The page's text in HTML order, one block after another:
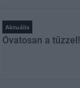
Aktuális
Óvatosan a tűzzel!